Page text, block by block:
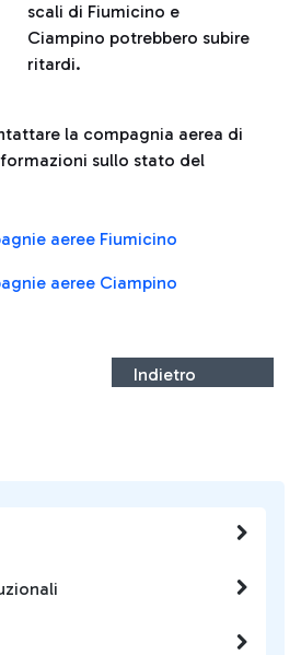
scali di Fiumicino e
Ciampino potrebbero subire
ritardi.
la compagnia aerea di
sullo stato del
aeree Fiumicino
aeree Ciampino
Indietro